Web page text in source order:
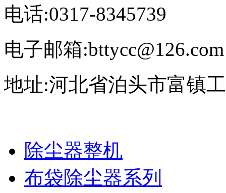
电话:0317-8345739
电子邮箱:bttycc@126.com
地址:河北省泊头市富镇
除尘器整机
布袋除尘器系列